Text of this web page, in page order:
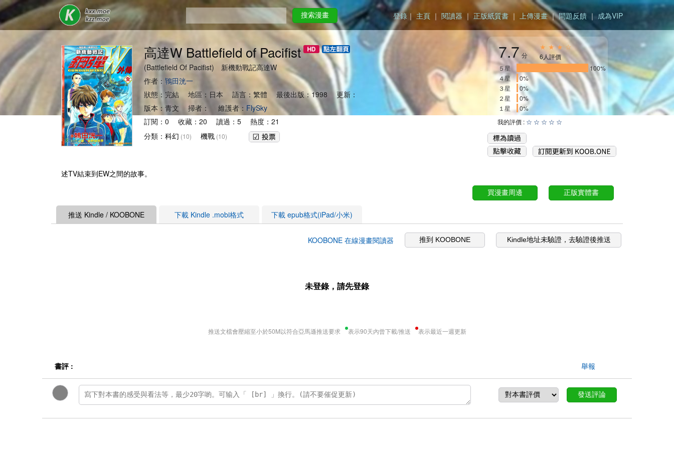
搜索漫畫 登錄 ｜ 主頁 ｜ 閱讀器 ｜ 正版紙質書 ｜ 上傳漫畫｜問題反饋 ｜ 成為VIP
高達W Battlefield of Pacifist
(Battlefield Of Pacifist) 新機動戰記高達W
作者： 鴇田洸一
狀態：完結 地區：日本 語言：繁體 最後出版：1998 更新：
版本：青文 掃者： 維護者： FlySky
訂閱：0 收藏：20 讀過：5 熱度：21
分類： 科幻 (10) 機戰 (10)
7.7 分
★ ★ ★ ☆
6人評價
５星
100%
４星0%
３星
0%
２星
0%
１星
0%
我的評價 : ☆ ☆ ☆ ☆ ☆
述TV結束到EW之間的故事。
買漫畫周邊 正版實體書
推送 Kindle / KOOBONE 下載 Kindle .mobi格式 下載 epub格式(iPad/小米)
KOOBONE 在線漫畫閱讀器 推到 KOOBONE Kindle地址未驗證，去驗證後推送
未登錄，請先登錄
推送文檔會壓縮至小於50M以符合亞馬遜推送要求 表示90天內曾下載/推送 表示最近一週更新
書評 : 舉報
發送評論